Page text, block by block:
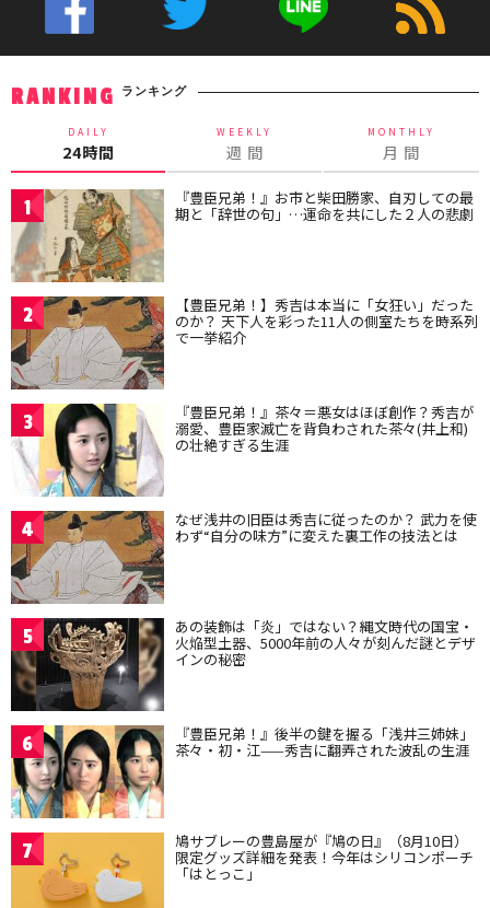
RANKING ランキング
DAILY
24時間
WEEKLY
週 間
MONTHLY
月 間
1 『豊臣兄弟！』お市と柴田勝家、自刃しての最
期と「辞世の句」…運命を共にした２人の悲劇
2 【豊臣兄弟！】秀吉は本当に「女狂い」だった
のか？ 天下人を彩った11人の側室たちを時系列
で一挙紹介
3 『豊臣兄弟！』茶々＝悪女はほぼ創作？秀吉が
溺愛、豊臣家滅亡を背負わされた茶々(井上和)
の壮絶すぎる生涯
4 なぜ浅井の旧臣は秀吉に従ったのか？ 武力を使
わず“自分の味方”に変えた裏工作の技法とは
5 あの装飾は「炎」ではない？縄文時代の国宝・
火焔型土器、5000年前の人々が刻んだ謎とデザ
インの秘密
6 『豊臣兄弟！』後半の鍵を握る「浅井三姉妹」
茶々・初・江——秀吉に翻弄された波乱の生涯
7 鳩サブレーの豊島屋が『鳩の日』（8月10日）
限定グッズ詳細を発表！今年はシリコンポーチ
「はとっこ」